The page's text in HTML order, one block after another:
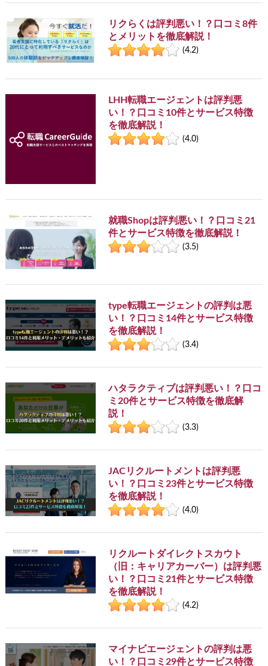
リクらくは評判悪い！？口コミ8件
とメリットを徹底解説！
(4.2)
LHH転職エージェントは評判悪
い！？口コミ10件とサービス特徴
を徹底解説！
(4.0)
就職Shopは評判悪い！？口コミ21
件とサービス特徴を徹底解説！
(3.5)
type転職エージェントの評判は悪
い！？口コミ14件とサービス特徴
を徹底解説！
(3.4)
ハタラクティブは評判悪い！？口コ
ミ20件とサービス特徴を徹底解
説！
(3.3)
JACリクルートメントは評判悪
い！？口コミ23件とサービス特徴
を徹底解説！
(4.0)
リクルートダイレクトスカウト
（旧：キャリアカーバー）は評判悪
い！？口コミ21件とサービス特徴
を徹底解説！
(4.2)
マイナビエージェントの評判は悪
い！？口コミ29件とサービス特徴